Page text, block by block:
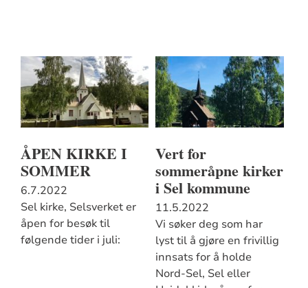
ÅPEN KIRKE I
SOMMER
6.7.2022
Sel kirke, Selsverket er
åpen for besøk til
følgende tider i juli:
Vert for
sommeråpne kirker
i Sel kommune
11.5.2022
Vi søker deg som har
lyst til å gjøre en frivillig
innsats for å holde
Nord-Sel, Sel eller